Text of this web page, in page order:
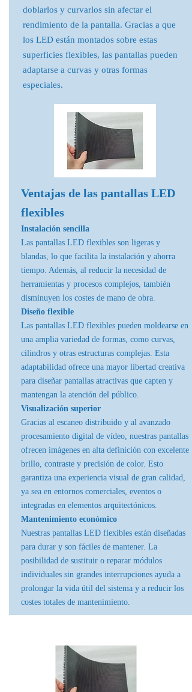
doblarlos y curvarlos sin afectar el
rendimiento de la pantalla. Gracias a que
los LED están montados sobre estas
superficies flexibles, las pantallas pueden
adaptarse a curvas y otras formas
especiales.
Ventajas de las pantallas LED
flexibles
Instalación sencilla
Las pantallas LED flexibles son ligeras y
blandas, lo que facilita la instalación y ahorra
tiempo. Además, al reducir la necesidad de
herramientas y procesos complejos, también
disminuyen los costes de mano de obra.
Diseño flexible
Las pantallas LED flexibles pueden moldearse en
una amplia variedad de formas, como curvas,
cilindros y otras estructuras complejas. Esta
adaptabilidad ofrece una mayor libertad creativa
para diseñar pantallas atractivas que capten y
mantengan la atención del público.
Visualización superior
Gracias al escaneo distribuido y al avanzado
procesamiento digital de vídeo, nuestras pantallas
ofrecen imágenes en alta definición con excelente
brillo, contraste y precisión de color. Esto
garantiza una experiencia visual de gran calidad,
ya sea en entornos comerciales, eventos o
integradas en elementos arquitectónicos.
Mantenimiento económico
Nuestras pantallas LED flexibles están diseñadas
para durar y son fáciles de mantener. La
posibilidad de sustituir o reparar módulos
individuales sin grandes interrupciones ayuda a
prolongar la vida útil del sistema y a reducir los
costes totales de mantenimiento.